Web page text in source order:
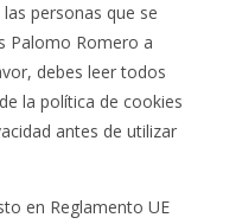
personas que se
Palomo Romero a
debes leer todos
la política de cookies
antes de utilizar
en Reglamento UE